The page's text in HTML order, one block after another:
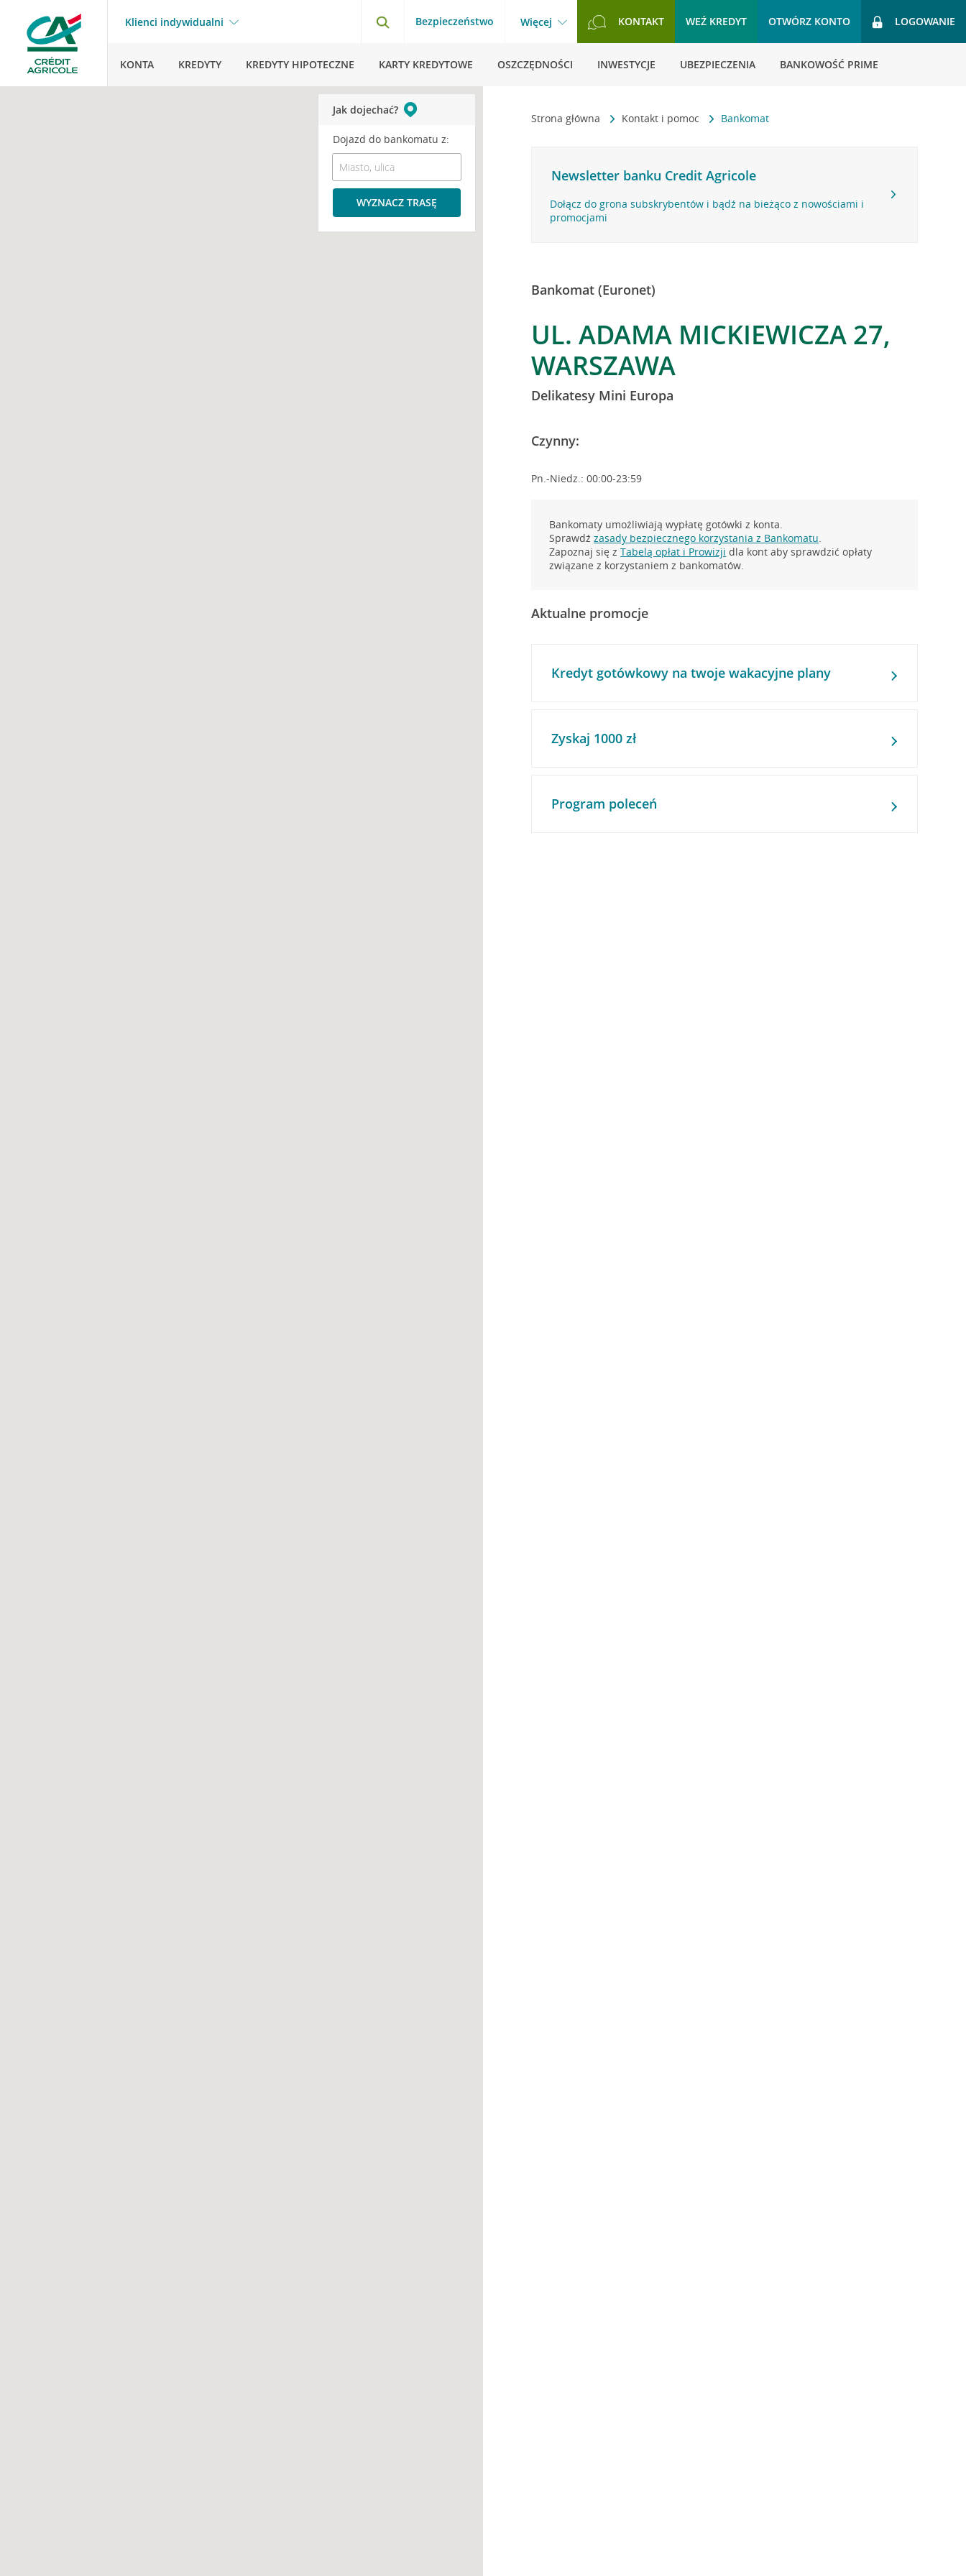
Klienci indywidualni Bezpieczeństwo Więcej KONTAKT WEŹ KREDYT OTWÓRZ KONTO LOGOWANIE
KONTA KREDYTY KREDYTY HIPOTECZNE KARTY KREDYTOWE OSZCZĘDNOŚCI INWESTYCJE UBEZPIECZENIA BANKOWOŚĆ PRIME
Strona główna Kontakt i pomoc Bankomat
Newsletter banku Credit Agricole
Dołącz do grona subskrybentów i bądź na bieżąco z nowościami i
promocjami
Bankomat (Euronet)
UL. ADAMA MICKIEWICZA 27,
WARSZAWA
Delikatesy Mini Europa
Czynny:
Pn.-Niedz.: 00:00-23:59
Bankomaty umożliwiają wypłatę gotówki z konta.
Sprawdźzasady bezpiecznego korzystania z Bankomatu.
Zapoznaj się zTabelą opłat i Prowizji dla kont aby sprawdzić opłaty
związane z korzystaniem z bankomatów.
Aktualne promocje
Kredyt gotówkowy na twoje wakacyjne plany
Zyskaj 1000 zł
Program poleceń
Jak dojechać?
Dojazd do bankomatu z:
WYZNACZ TRASĘ